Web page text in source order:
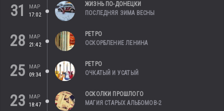
31
МАР
17:02
ЖИЗНЬ ПО-ДОНЕЦКИ
ПОСЛЕДНЯЯ ЗИМА ВЕСНЫ
28
МАР
21:42
РЕТРО
ОСКОРБЛЕНИЕ ЛЕНИНА
25
МАР
09:34
РЕТРО
ОЧКАТЫЙ И УСАТЫЙ
23
МАР
18:47
ОСКОЛКИ ПРОШЛОГО
МАГИЯ СТАРЫХ АЛЬБОМОВ-2